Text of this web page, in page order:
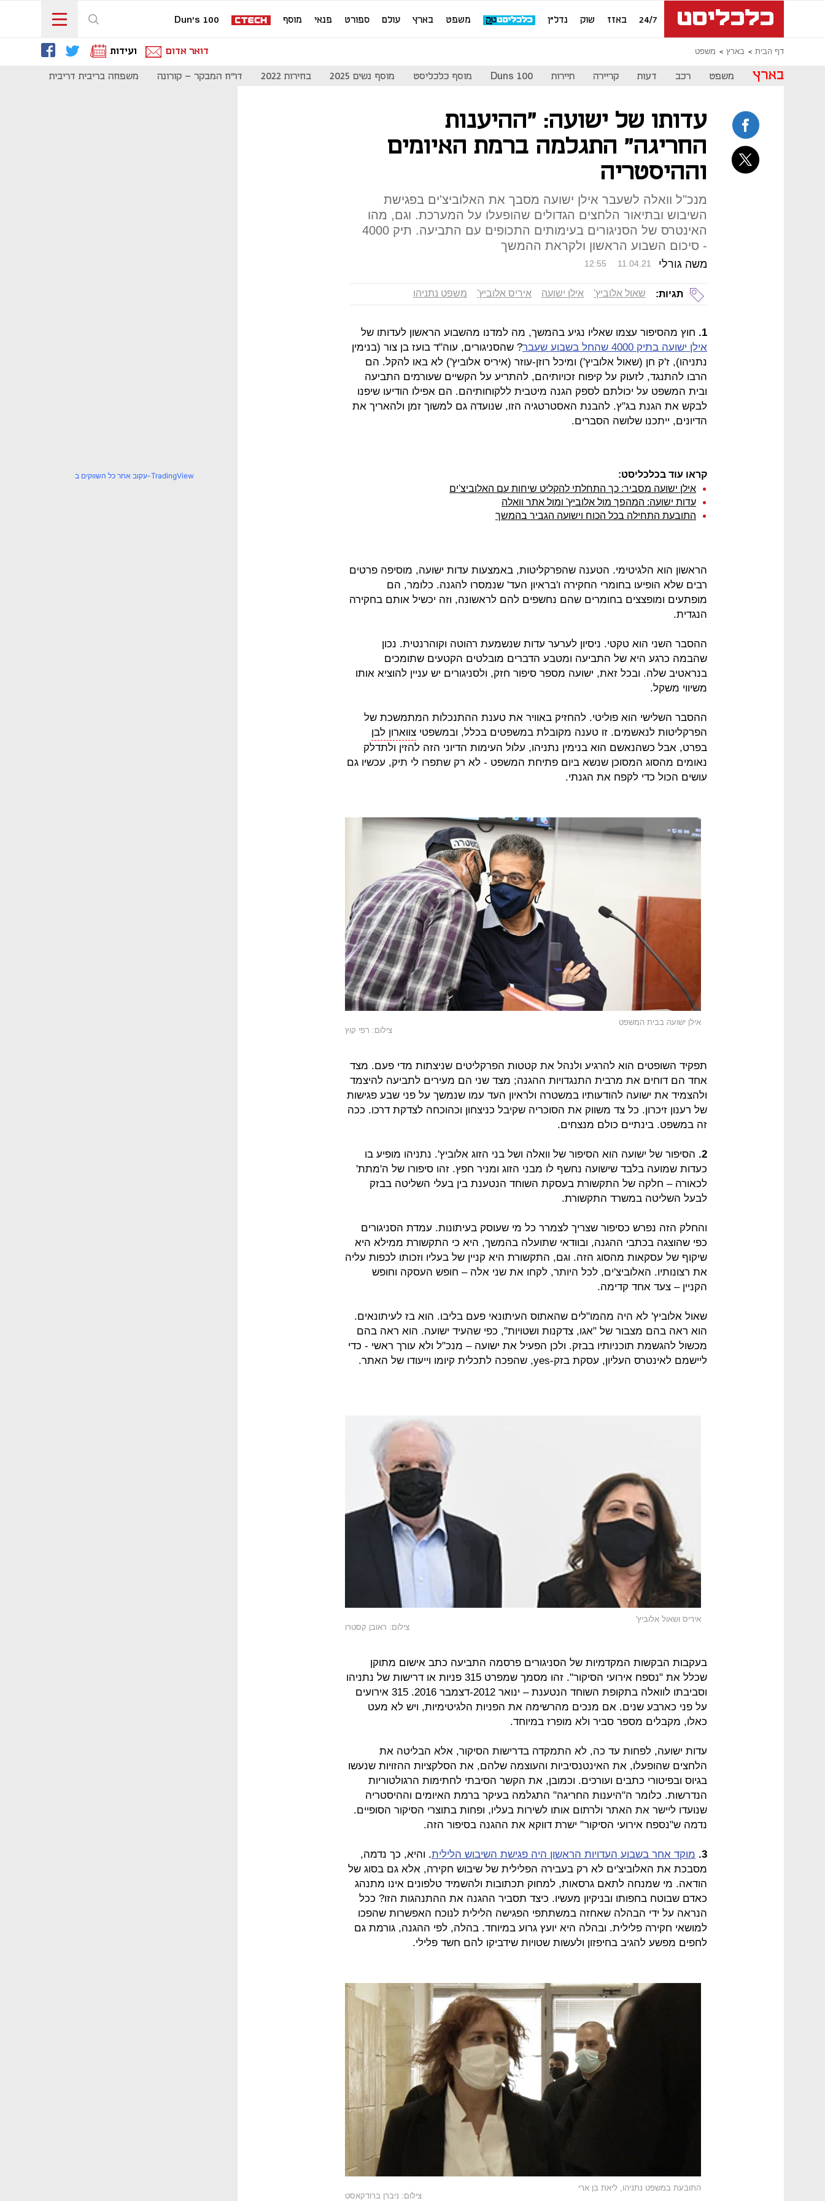
24/7 באזז שוק נדל"ן משפט בארץ עולם ספורט פנאי מוסף Dun's 100
דף הבית בארץ משפט דואר אדום ועידות
בארץ משפט רכב דעות קריירה תיירות Duns 100 מוסף כלכליסט מוסף נשים 2025 בחירות 2022 דו"ח המבקר - קורונה משפחה בריבית דריבית
עדותו של ישועה: "ההיענות
החריגה" התגלמה ברמת האיומים
וההיסטריה
מנכ"ל וואלה לשעבר אילן ישועה מסבך את האלוביצ'ים בפגישת
השיבוש ובתיאור הלחצים הגדולים שהופעלו על המערכת. וגם, מהו
האינטרס של הסניגורים בעימותים התכופים עם התביעה. תיק 4000
- סיכום השבוע הראשון ולקראת ההמשך
משה גורלי 12:55 11.04.21
תגיות: שאול אלוביץ' אילן ישועה איריס אלוביץ' משפט נתניהו
1.
חוץ מהסיפור עצמו שאליו נגיע בהמשך, מה למדנו מהשבוע הראשון לעדותו של
אילן ישועה בתיק 4000 שהחל בשבוע שעבר
? שהסניגורים, עוה"ד בועז בן צור (בנימין
נתניהו), ז'ק חן (שאול אלוביץ') ומיכל רוזן-עוזר (איריס אלוביץ') לא באו להקל. הם
הרבו להתנגד, לזעוק על קיפוח זכויותיהם, להתריע על הקשיים שעורמים התביעה
ובית המשפט על יכולתם לספק הגנה מיטבית ללקוחותיהם. הם אפילו הודיעו שיפנו
לבקש את הגנת בג"ץ. להבנת האסטרטגיה הזו, שנועדה גם למשוך זמן ולהאריך את
הדיונים, ייתכנו שלושה הסברים.
קראו עוד בכלכליסט:
אילן ישועה מסביר: כך התחלתי להקליט שיחות עם האלוביצ'ים
עדות ישועה: המהפך מול אלוביץ' ומול אתר וואלה
התובעת התחילה בכל הכוח וישועה הגביר בהמשך
הראשון הוא הלגיטימי. הטענה שהפרקליטות, באמצעות עדות ישועה, מוסיפה פרטים
רבים שלא הופיעו בחומרי החקירה ו'בראיון העד' שנמסרו להגנה. כלומר, הם
מופתעים ומופצצים בחומרים שהם נחשפים להם לראשונה, וזה יכשיל אותם בחקירה
הנגדית.
ההסבר השני הוא טקטי. ניסיון לערער עדות שנשמעת רהוטה וקוהרנטית. נכון
שהבמה כרגע היא של התביעה ומטבע הדברים מובלטים הקטעים שתומכים
בנראטיב שלה. ובכל זאת, ישועה מספר סיפור חזק, ולסניגורים יש עניין להוציא אותו
משיווי משקל.
ההסבר השלישי הוא פוליטי. להחזיק באוויר את טענת ההתנכלות המתמשכת של
הפרקליטות לנאשמים. זו טענה מקובלת במשפטים בכלל, ובמשפטי צווארון לבן
בפרט, אבל כשהנאשם הוא בנימין נתניהו, עלול העימות הדיוני הזה להזין ולתדלק
נאומים מהסוג המסוכן שנשא ביום פתיחת המשפט - לא רק שתפרו לי תיק, עכשיו גם
עושים הכול כדי לקפח את הגנתי.
אילן ישועה בבית המשפט
צילום: רפי קוץ
תפקיד השופטים הוא להרגיע ולנהל את קטטות הפרקליטים שניצתות מדי פעם. מצד
אחד הם דוחים את מרבית התנגדויות ההגנה; מצד שני הם מעירים לתביעה להיצמד
ולהצמיד את ישועה להודעותיו במשטרה ולראיון העד עמו שנמשך על פני שבע פגישות
של רענון זיכרון. כל צד משווק את הסוכריה שקיבל כניצחון וכהוכחה לצדקת דרכו. ככה
זה במשפט. בינתיים כולם מנצחים.
2. הסיפור של ישועה הוא הסיפור של וואלה ושל בני הזוג אלוביץ'. נתניהו מופיע בו
כעדות שמועה בלבד שישועה נחשף לו מבני הזוג ומניר חפץ. זהו סיפורו של ה'מתת'
לכאורה – חלקה של התקשורת בעסקת השוחד הנטענת בין בעלי השליטה בבזק
לבעל השליטה במשרד התקשורת.
והחלק הזה נפרש כסיפור שצריך לצמרר כל מי שעוסק בעיתונות. עמדת הסניגורים
כפי שהוצגה בכתבי ההגנה, ובוודאי שתועלה בהמשך, היא כי התקשורת ממילא היא
שיקוף של עסקאות מהסוג הזה. וגם, התקשורת היא קניין של בעליו וזכותו לכפות עליה
את רצונותיו. האלוביצ'ים, לכל היותר, לקחו את שני אלה – חופש העסקה וחופש
הקניין – צעד אחד קדימה.
שאול אלוביץ' לא היה מהמו"לים שהאתוס העיתונאי פעם בליבו. הוא בז לעיתונאים.
הוא ראה בהם מצבור של "אגו, צדקנות ושטויות", כפי שהעיד ישועה. הוא ראה בהם
מכשול להגשמת תוכניותיו בבזק. ולכן הפעיל את ישועה – מנכ"ל ולא עורך ראשי - כדי
ליישמם לאינטרס העליון, עסקת בזק-yes, שהפכה לתכלית קיומו וייעודו של האתר.
איריס ושאול אלוביץ'
צילום: ראובן קסטרו
בעקבות הבקשות המקדמיות של הסניגורים פרסמה התביעה כתב אישום מתוקן
שכלל את "נספח אירועי הסיקור". זהו מסמך שמפרט 315 פניות או דרישות של נתניהו
וסביבתו לוואלה בתקופת השוחד הנטענת – ינואר 2012-דצמבר 2016. 315 אירועים
על פני כארבע שנים. אם מנכים מהרשימה את הפניות הלגיטימיות, ויש לא מעט
כאלו, מקבלים מספר סביר ולא מופרז במיוחד.
עדות ישועה, לפחות עד כה, לא התמקדה בדרישות הסיקור, אלא הבליטה את
הלחצים שהופעלו, את האינטנסיביות והעוצמה שלהם, את הסלקציות ההזויות שנעשו
בגיוס ובפיטורי כתבים ועורכים. וכמובן, את הקשר הסיבתי לחתימות הרגולטוריות
הנדרשות. כלומר ה"היענות החריגה" התגלמה בעיקר ברמת האיומים וההיסטריה
שנועדו ליישר את האתר ולרתום אותו לשירות בעליו, ופחות בתוצרי הסיקור הסופיים.
נדמה ש"נספח אירועי הסיקור" ישרת דווקא את ההגנה בסיפור הזה.
3. מוקד אחר בשבוע העדויות הראשון היה פגישת השיבוש הלילית. והיא, כך נדמה,
מסבכת את האלוביצ'ים לא רק בעבירה הפלילית של שיבוש חקירה, אלא גם בסוג של
הודאה. מי שמנחה לתאם גרסאות, למחוק תכתובות ולהשמיד טלפונים אינו מתנהג
כאדם שבוטח בחפותו ובניקיון מעשיו. כיצד תסביר ההגנה את ההתנהגות הזו? ככל
הנראה על ידי הבהלה שאחזה במשתתפי הפגישה הלילית לנוכח האפשרות שהפכו
למושאי חקירה פלילית. ובהלה היא יועץ גרוע במיוחד. בהלה, לפי ההגנה, גורמת גם
לחפים מפשע להגיב בחיפזון ולעשות שטויות שידביקו להם חשד פלילי.
התובעת במשפט נתניהו, ליאת בן ארי
צילום: ניברן ברודקאסט
עקוב אחר כל השווקים ב-TradingView